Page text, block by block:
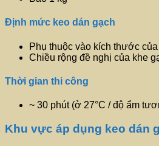
Định mức keo dán gạch
Phụ thuộc vào kích thước
Chiều rộng đề nghị của khe
Thời gian thi công
~ 30 phút (ở 27°C / độ ẩm
Khu vực áp dụng keo dán